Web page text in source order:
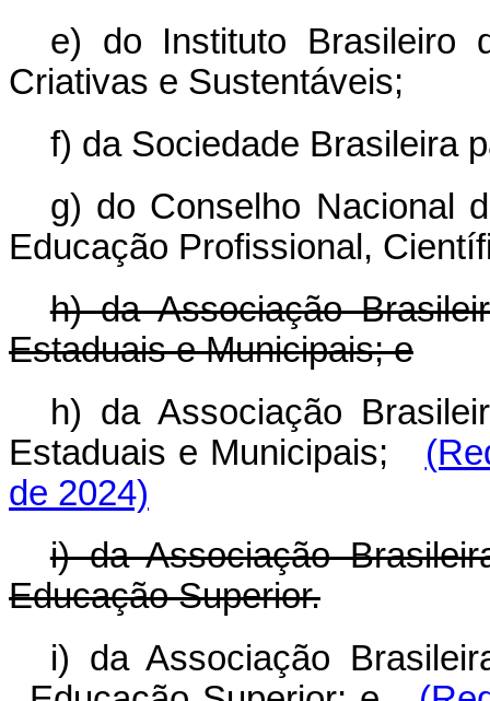
e) do Instituto Brasileiro
Criativas e Sustentáveis;
f) da Sociedade Brasileira
g) do Conselho Nacional
Educação Profissional,
h) da Associação
Estaduais e Municipais; e
h) da Associação
Estaduais e Municipais;
de 2024)
i) da Associação
Educação Superior.
i) da Associação